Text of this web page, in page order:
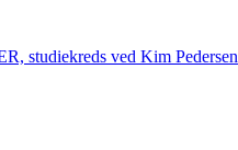
studiekreds ved Kim Pedersen